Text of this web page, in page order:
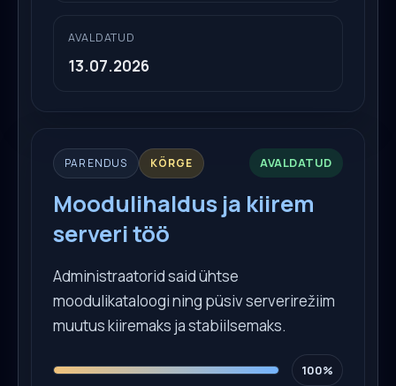
AVALDATUD
13.07.2026
PARENDUS KÕRGE AVALDATUD
Moodulihaldus ja kiirem
serveri töö
Administraatorid said ühtse
moodulikataloogi ning püsiv serverirežiim
muutus kiiremaks ja stabiilsemaks.
100%